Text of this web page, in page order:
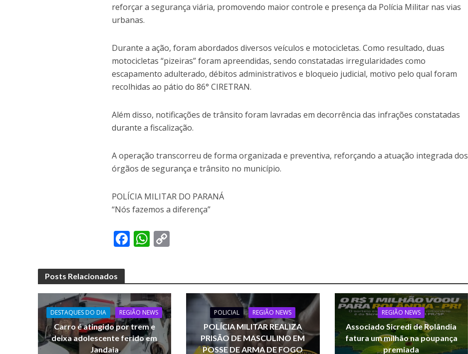
reforçar a segurança viária, promovendo maior controle e presença da Polícia Militar nas vias
urbanas.
Durante a ação, foram abordados diversos veículos e motocicletas. Como resultado, duas
motocicletas “pizeiras” foram apreendidas, sendo constatadas irregularidades como
escapamento adulterado, débitos administrativos e bloqueio judicial, motivo pelo qual foram
recolhidas ao pátio do 86° CIRETRAN.
Além disso, notificações de trânsito foram lavradas em decorrência das infrações constatadas
durante a fiscalização.
A operação transcorreu de forma organizada e preventiva, reforçando a atuação integrada dos
órgãos de segurança e trânsito no município.
POLÍCIA MILITAR DO PARANÁ
“Nós fazemos a diferença”
F
ac
b
o
o
k
W
h
s
A
p
p
y
Li
n
k
Posts Relacionados
DESTAQUES DO DIA REGIÃO NEWS
Carro é atingido por trem e
deixa adolescente ferido em
Jandaia
POLICIAL REGIÃO NEWS
POLÍCIA MILITAR REALIZA
PRISÃO DE MASCULINO EM
POSSE DE ARMA DE FOGO
REGIÃO NEWS
Associado Sicredi de Rolândia
fatura um milhão na poupança
premiada